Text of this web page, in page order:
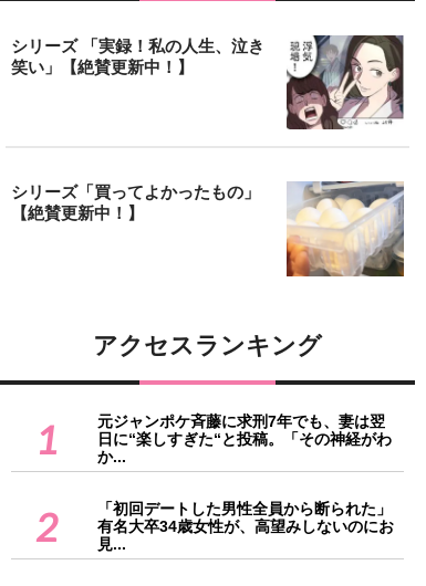
シリーズ 「実録！私の人生、泣き
笑い」【絶賛更新中！】
シリーズ「買ってよかったもの」
【絶賛更新中！】
アクセスランキング
1
元ジャンポケ斉藤に求刑7年でも、妻は翌
日に“楽しすぎた“と投稿。「その神経がわ
か...
2
「初回デートした男性全員から断られた」
有名大卒34歳女性が、高望みしないのにお
見...